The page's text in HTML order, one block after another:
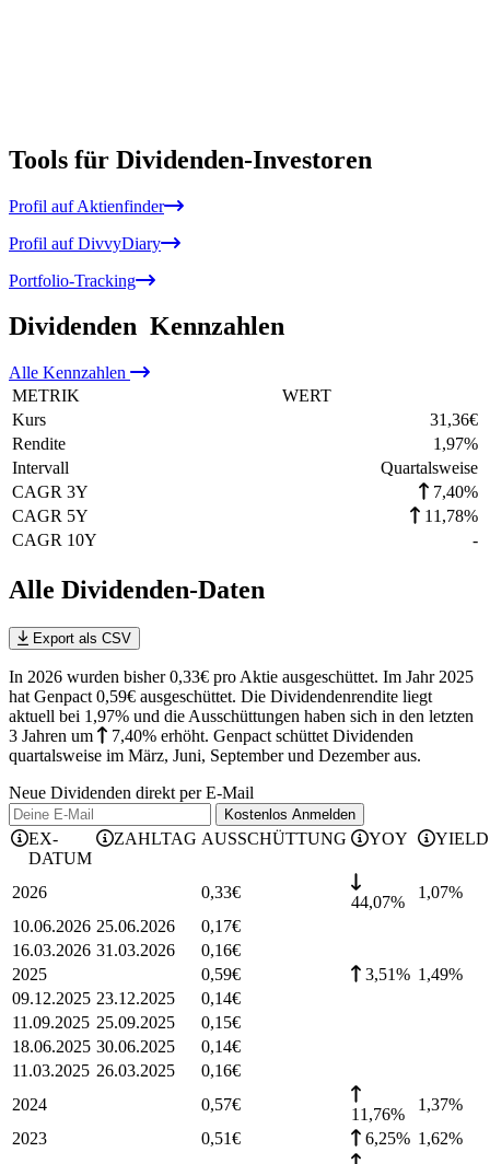
Tools für Dividenden-Investoren
Profil auf Aktienfinder
Profil auf DivvyDiary
Portfolio-Tracking
Dividenden Kennzahlen
Alle Kennzahlen
METRIK
WERT
Kurs
31,36€
Rendite
1,97%
Intervall
Quartalsweise
CAGR 3Y
7,40%
CAGR 5Y
11,78%
CAGR 10Y
-
Alle Dividenden-Daten
Export als CSV
In 2026 wurden bisher 0,33€ pro Aktie ausgeschüttet. Im Jahr 2025
hat Genpact 0,59€ ausgeschüttet. Die Dividendenrendite liegt
aktuell bei 1,97% und die Ausschüttungen haben sich in den letzten
3 Jahren um 7,40% erhöht. Genpact schüttet Dividenden
quartalsweise im März, Juni, September und Dezember aus.
Neue Dividenden direkt per E-Mail
Kostenlos Anmelden
EX-
DATUM
ZAHLTAG AUSSCHÜTTUNG YOY YIELD
2026 0,33€
44,07%
1,07%
10.06.2026 25.06.2026 0,17€
16.03.2026 31.03.2026 0,16€
2025
0,59€ 3,51% 1,49%
09.12.2025 23.12.2025 0,14€
11.09.2025 25.09.2025 0,15€
18.06.2025 30.06.2025 0,14€
11.03.2025 26.03.2025 0,16€
2024
0,57€
11,76%
1,37%
2023
0,51€ 6,25% 1,62%